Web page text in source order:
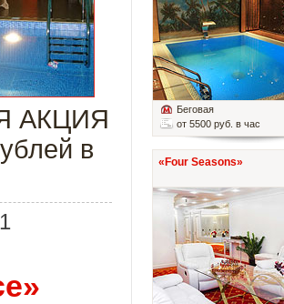
Беговая
от 5500 руб. в час
«Four Seasons»
АКЦИЯ
в